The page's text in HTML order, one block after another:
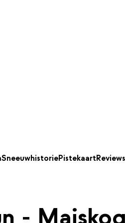
SneeuwhistoriePistekaartReviews